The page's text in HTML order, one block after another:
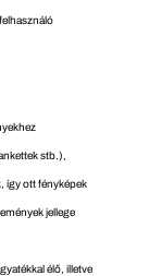
stb.),
így ott fényképek
jellege
élő, illetve